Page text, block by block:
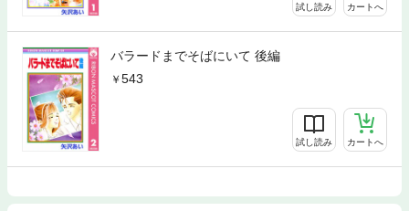
試し読み カートへ
バラードまでそばにいて 後編
543
試し読み カートへ